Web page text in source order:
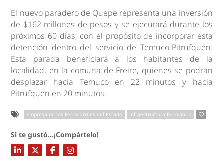
El nuevo paradero de Quepe representa una inversión
de $162 millones de pesos y se ejecutará durante los
próximos 60 días, con el propósito de incorporar esta
detención dentro del servicio de Temuco-Pitrufquén.
Esta parada beneficiará a los habitantes de la
localidad, en la comuna de Freire, quienes se podrán
desplazar hacia Temuco en 22 minutos y hacia
Pitrufquén en 20 minutos.
Empresa de los Ferrocarriles del Estado infraestructura ferroviaria
Si te gustó...¡Compártelo!